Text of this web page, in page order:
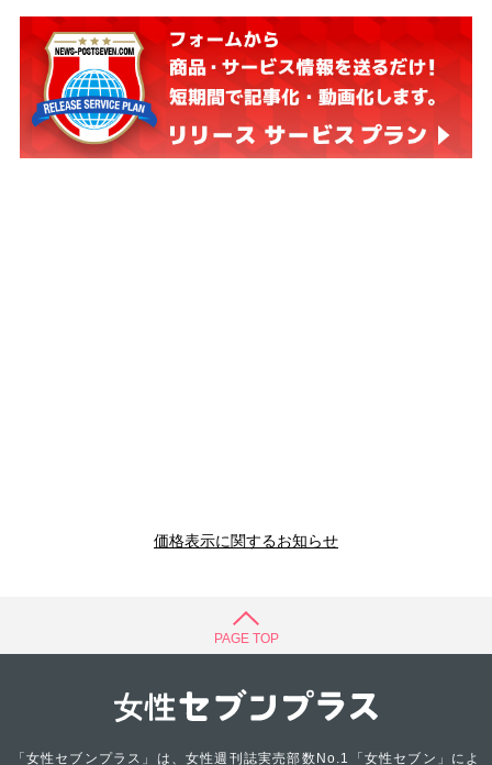
価格表示に関するお知らせ
PAGE TOP
「女性セブンプラス」は、女性週刊誌実売部数No.1「女性セブン」によ